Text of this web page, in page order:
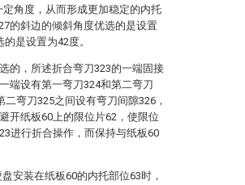
角度，从而形成更加稳定的内托
的斜边的倾斜角度优选的是设置
是设置为42度。
的，所述折合弯刀323的一端固接
端设有第一弯刀324和第二弯刀
弯刀325之间设有弯刀间隙326，
开纸板60上的限位片62，使限位
进行折合操作，而保持与纸板60
安装在纸板60的内托部位63时，